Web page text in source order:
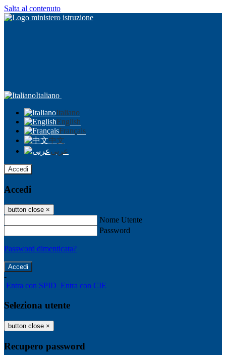
Salta al contenuto
Italiano
Italiano
English
Français
中文
عربى
Accedi
Accedi
button close ×
Nome Utente
Password
Password dimenticata?
-
Entra con SPID Entra con CIE
Seleziona utente
button close ×
Recupero password